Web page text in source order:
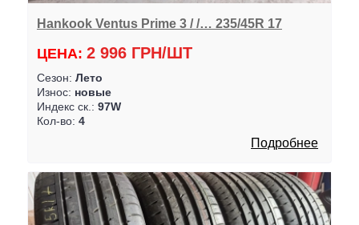
Hankook Ventus Prime 3 / /… 235/45R 17
ЦЕНА: 2 996 ГРН/ШТ
Сезон: Лето
Износ: новые
Индекс ск.: 97W
Кол-во: 4
Подробнее